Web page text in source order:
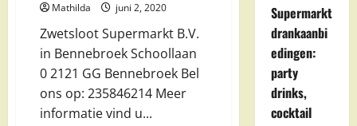
Mathilda juni 2, 2020
Zwetsloot Supermarkt B.V.
in Bennebroek Schoollaan
0 2121 GG Bennebroek Bel
ons op: 235846214 Meer
informatie vind u...
Supermarkt
drankaanbi
edingen:
party
drinks,
cocktail